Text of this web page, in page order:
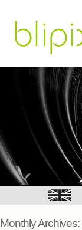
Monthly Archives: